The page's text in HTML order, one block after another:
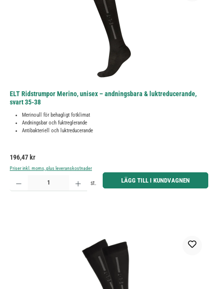
ELT Ridstrumpor Merino, unisex – andningsbara & luktreducerande,
svart 35-38
Merinoull för behagligt fotklimat
Andningsbar och fuktreglerande
Antibakteriell och luktreducerande
Ordinarie pris:
196,47 kr
Priser inkl. moms, plus leveranskostnader
Produktkvantitet: Ange önskat belopp eller använd knapparna för att öka eller minska kvantiteten.
st. LÄGG TILL I KUNDVAGNEN